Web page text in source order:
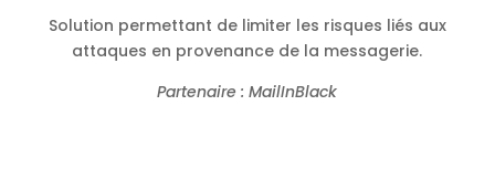
Solution permettant de limiter les risques liés aux
attaques en provenance de la messagerie.
Partenaire : MailInBlack